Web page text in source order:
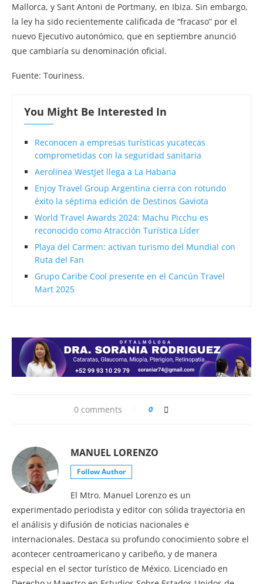
Mallorca, y Sant Antoni de Portmany, en Ibiza. Sin embargo,
la ley ha sido recientemente calificada de “fracaso” por el
nuevo Ejecutivo autonómico, que en septiembre anunció
que cambiaría su denominación oficial.
Fuente: Touriness.
You Might Be Interested In
Reconocen a empresas turísticas yucatecas
comprometidas con la seguridad sanitaria
Aerolinea WestJet llega a La Habana
Enjoy Travel Group Argentina cierra con rotundo
éxito la séptima edición de Destinos Gaviota
World Travel Awards 2024: Machu Picchu es
reconocido como Atracción Turística Líder
Playa del Carmen: activan turismo del Mundial con
Ruta del Fan
Grupo Caribe Cool presente en el Cancún Travel
Mart 2025
0 comments 0
MANUEL LORENZO
Follow Author
El Mtro. Manuel Lorenzo es un
experimentado periodista y editor con sólida trayectoria en
el análisis y difusión de noticias nacionales e
internacionales. Destaca su profundo conocimiento sobre el
acontecer centroamericano y caribeño, y de manera
especial en el sector turístico de México. Licenciado en